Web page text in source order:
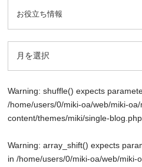
お役立ち情報
Warning: shuffle() expects
/home/users/0/miki-oa/web/miki-oa/
content/themes/miki/single-blog.php
Warning: array_shift() expects
in/home/users/0/miki-oa/web/miki-